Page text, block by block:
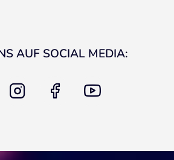
AUF SOCIAL MEDIA:
linkedin instagram